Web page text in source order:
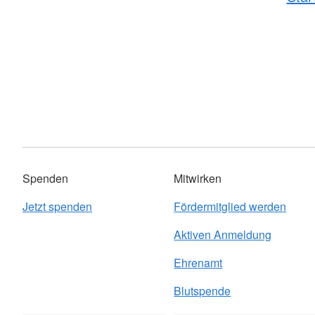
Spenden
Jetzt spenden
Mitwirken
Fördermitglied werden
Aktiven Anmeldung
Ehrenamt
Blutspende